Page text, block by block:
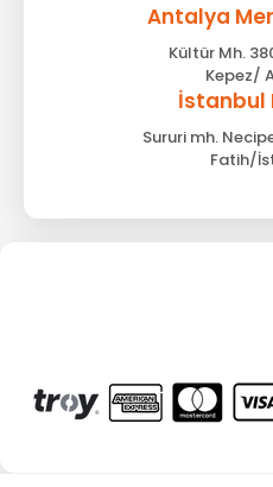
Antalya
Kültür Mh.
Kepez/
İstanbul
Sururi mh.
Fatih/